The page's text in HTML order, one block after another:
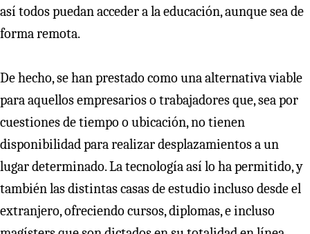
así todos puedan acceder a la educación, aunque sea de
forma remota.
De hecho, se han prestado como una alternativa viable
para aquellos empresarios o trabajadores que, sea por
cuestiones de tiempo o ubicación, no tienen
disponibilidad para realizar desplazamientos a un
lugar determinado. La tecnología así lo ha permitido, y
también las distintas casas de estudio incluso desde el
extranjero, ofreciendo cursos, diplomas, e incluso